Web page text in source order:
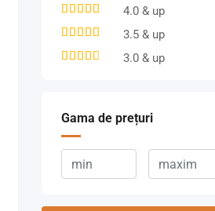
4.0 & up
3.5 & up
3.0 & up
Gama de prețuri